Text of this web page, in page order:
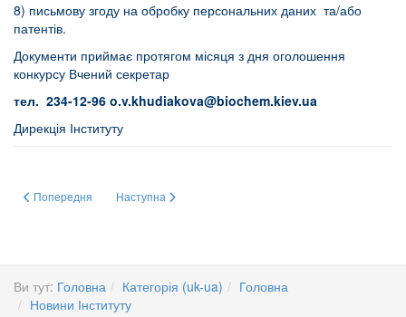
8) письмову згоду на обробку персональних даних та/або
патентів.
Документи приймає протягом місяця з дня оголошення
конкурсу Вчений секретар
тел. 234-12-96 o.v.khudiakova@biochem.kiev.ua
Дирекція Інституту
Попередня стаття: Зустріч заступника директора Інституту академіка
Попередня Наступна стаття: ЗУСТРІЧ З ПРОВІДНИМИ
Наступна
Ви тут: Головна Категорія (uk-ua)
Головна
Новини Інституту